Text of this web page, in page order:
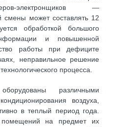
электронщиков —
смены может составлять 12
обработкой большого
и повышенной
работы при дефиците
неправильное решение
процесса.
различными
воздуха,
в теплый период года.
помещений на предмет их